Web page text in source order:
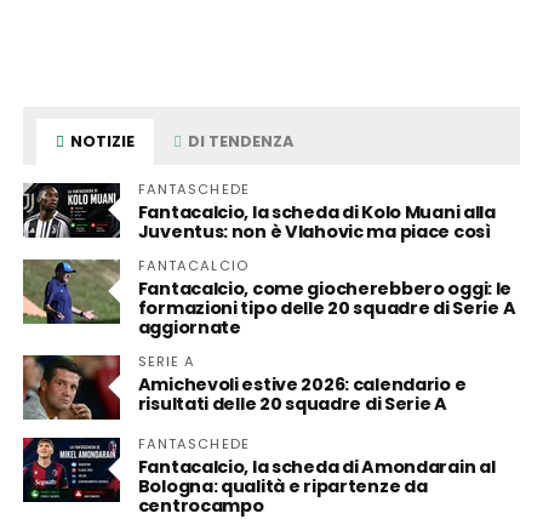
NOTIZIE DI TENDENZA
FANTASCHEDE
Fantacalcio, la scheda di Kolo Muani alla
Juventus: non è Vlahovic ma piace così
FANTACALCIO
Fantacalcio, come giocherebbero oggi: le
formazioni tipo delle 20 squadre di Serie A
aggiornate
SERIE A
Amichevoli estive 2026: calendario e
risultati delle 20 squadre di Serie A
FANTASCHEDE
Fantacalcio, la scheda di Amondarain al
Bologna: qualità e ripartenze da
centrocampo